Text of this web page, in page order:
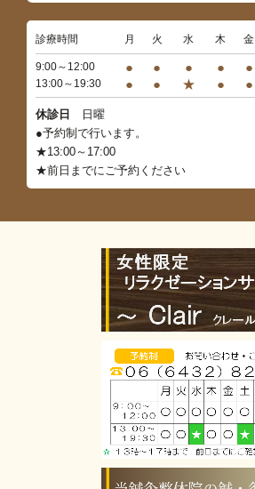
診療時間 月 火 水 木 金
9:00～12:00 ● ● ● ● ●
13:00～19:30 ● ● ★ ● ●
休診日
日曜
●予約制で行います。
★13:00～17:00
★前日までにご予約ください